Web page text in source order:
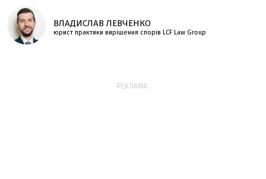
ВЛАДИСЛАВ ЛЕВЧЕНКО
юрист практики вирішення спорів LCF Law Group
РЕКЛАМА: